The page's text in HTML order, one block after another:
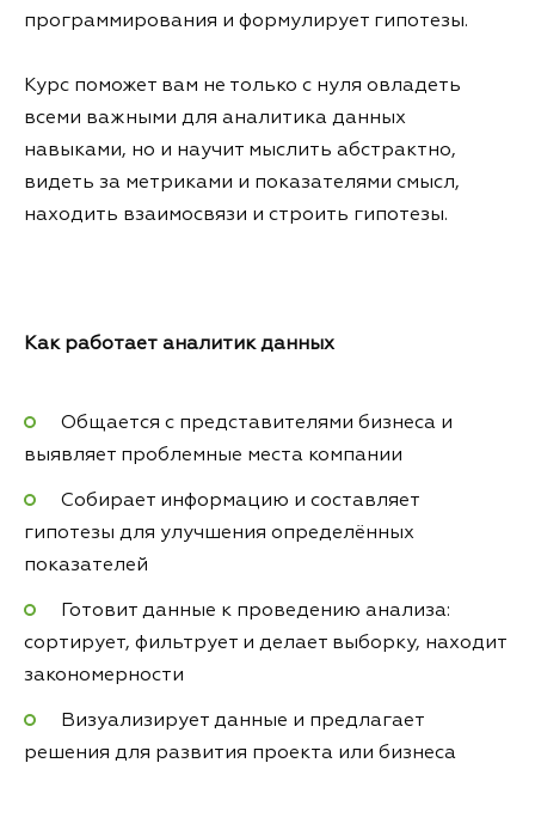
программирования и формулирует гипотезы.
Курс поможет вам не только с нуля овладеть
всеми важными для аналитика данных
навыками, но и научит мыслить абстрактно,
видеть за метриками и показателями смысл,
находить взаимосвязи и строить гипотезы.
Как работает аналитик данных
Общается с представителями бизнеса и
выявляет проблемные места компании
Собирает информацию и составляет
гипотезы для улучшения определённых
показателей
Готовит данные к проведению анализа:
сортирует, фильтрует и делает выборку, находит
закономерности
Визуализирует данные и предлагает
решения для развития проекта или бизнеса